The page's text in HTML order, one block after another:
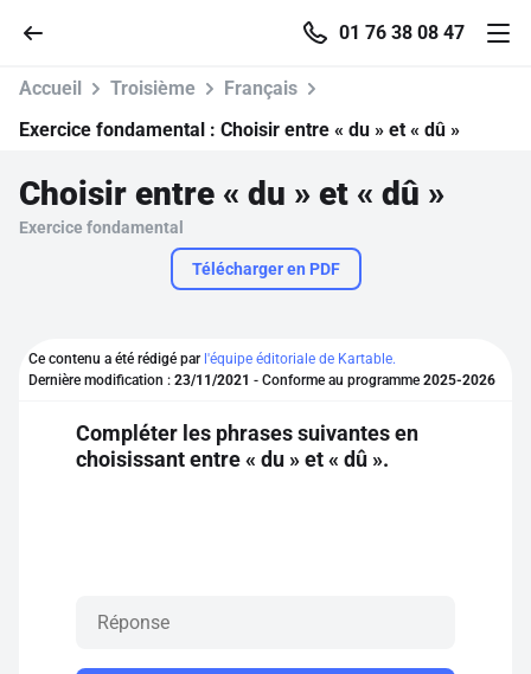
01 76 38 08 47
Accueil
Se connecter
S'inscrire gratuitement
Accueil Troisième
Français
Exercice fondamental : Choisir entre « du » et « dû »
Choisir entre « du » et « dû »
Exercice fondamental
Télécharger en PDF
Ce contenu a été rédigé par l'équipe éditoriale de Kartable.
Dernière modification : 23/11/2021 - Conforme au programme 2025-2026
Compléter les phrases suivantes en
choisissant entre « du » et « dû ».